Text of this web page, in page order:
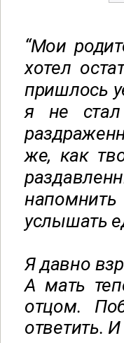
“Мои
хотел
пришлось
я не
же, как
услышать
Я давно
А мать
отцом.
ответить.